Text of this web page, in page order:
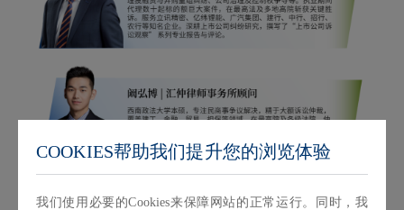
COOKIES帮助我们提升您的浏览体验
我们使用必要的Cookies来保障网站的正常运行。同时，我